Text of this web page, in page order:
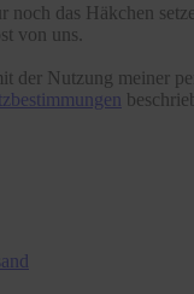
noch das Häkchen
von uns.
der Nutzung meiner